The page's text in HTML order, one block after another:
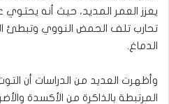
يعزز العمر المديد، حيث أنه
تحارب تلف الحمض النووي وتبطئ
الدماغ.
وأظهرت العديد من الدراسات أن
المرتبطة بالذاكرة من الأكسدة